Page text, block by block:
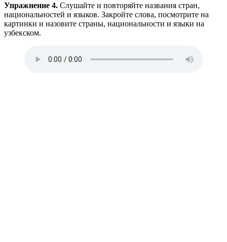
Упражнение 4. Слушайте и повторяйте названия стран,
национальностей и языков. Закройте слова, посмотрите на
картинки и назовите страны, национальности и языки на
узбекском.